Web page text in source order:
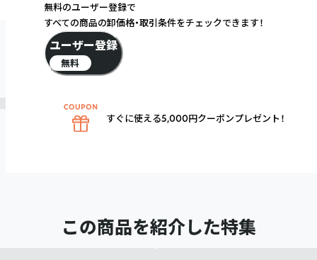
この商品を紹介した特集
無料のユーザー登録で
すべての商品の卸価格・取引条件をチェックできます！
ユーザー登録
無料
すぐに使える5,000円クーポンプレゼント！